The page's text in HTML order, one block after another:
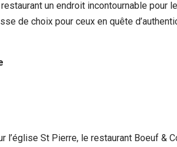
un endroit incontournable pour
de choix pour ceux en quête
l’église St Pierre, le restaurant Boeuf &